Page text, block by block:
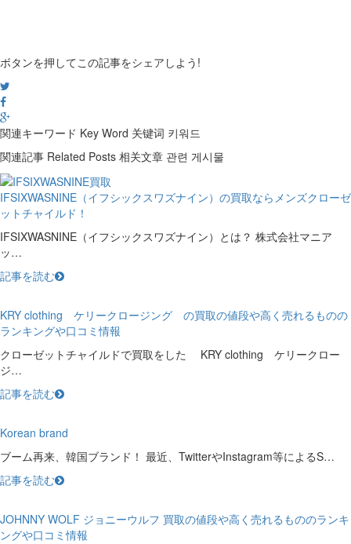
ボタンを押してこの記事をシェアしよう!
関連キーワード Key Word 关键词 키워드
関連記事 Related Posts 相关文章 관련 게시물
IFSIXWASNINE（イフシックスワズナイン）の買取ならメンズクローゼ
ットチャイルド！
IFSIXWASNINE（イフシックスワズナイン）とは？ 株式会社マニア
ッ…
記事を読む
KRY clothing ケリークロージング の買取の値段や高く売れるものの
ランキングや口コミ情報
クローゼットチャイルドで買取をした KRY clothing ケリークロー
ジ…
記事を読む
Korean brand
ブーム再来、韓国ブランド！ 最近、TwitterやInstagram等によるS…
記事を読む
JOHNNY WOLF ジョニーウルフ 買取の値段や高く売れるもののランキ
ングや口コミ情報